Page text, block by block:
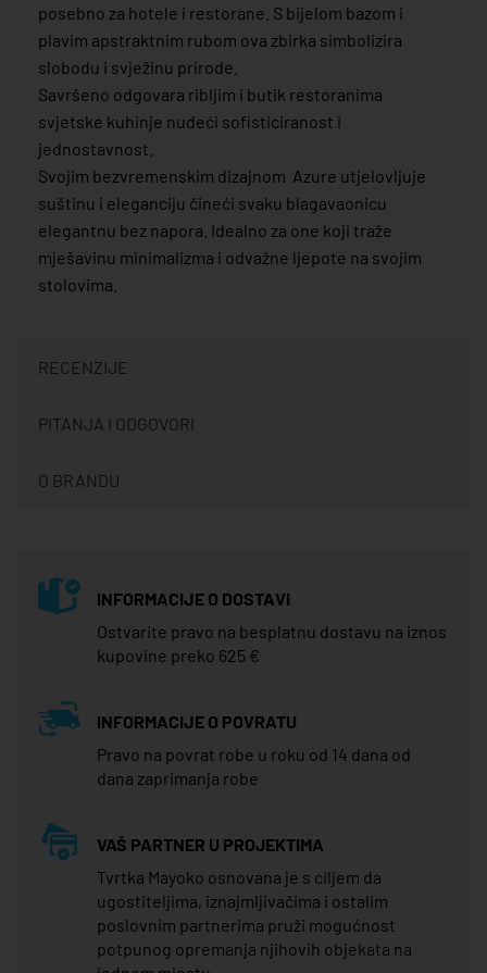
posebno za hotele i restorane. S bijelom bazom i
plavim apstraktnim rubom ova zbirka simbolizira
slobodu i svježinu prirode.
Savršeno odgovara ribljim i butik restoranima
svjetske kuhinje nudeći sofisticiranost i
jednostavnost.
Svojim bezvremenskim dizajnom Azure utjelovljuje
suštinu i eleganciju čineći svaku blagavaonicu
elegantnu bez napora. Idealno za one koji traže
mješavinu minimalizma i odvažne ljepote na svojim
stolovima.
RECENZIJE
PITANJA I ODGOVORI
O BRANDU
INFORMACIJE O DOSTAVI
Ostvarite pravo na besplatnu dostavu na iznos
kupovine preko 625 €
INFORMACIJE O POVRATU
Pravo na povrat robe u roku od 14 dana od
dana zaprimanja robe
VAŠ PARTNER U PROJEKTIMA
Tvrtka Mayoko osnovana je s ciljem da
ugostiteljima, iznajmljivačima i ostalim
poslovnim partnerima pruži mogućnost
potpunog opremanja njihovih objekata na